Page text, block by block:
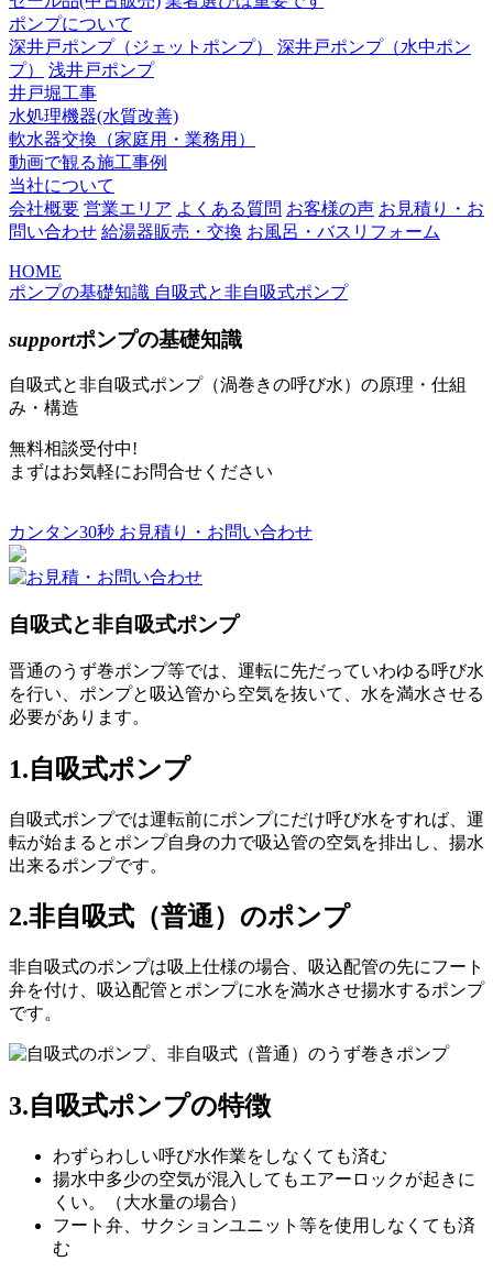
ポンプについて
深井戸ポンプ（ジェットポンプ）
深井戸ポンプ（水中ポン
プ）
浅井戸ポンプ
井戸堀工事
水処理機器(水質改善)
軟水器交換（家庭用・業務用）
動画で観る施工事例
当社について
会社概要 営業エリア よくある質問 お客様の声 お見積り・お
問い合わせ 給湯器販売・交換 お風呂・バスリフォーム
HOME
ポンプの基礎知識 自吸式と非自吸式ポンプ
supportポンプの基礎知識
自吸式と非自吸式ポンプ（渦巻きの呼び水）の原理・仕組
み・構造
無料相談受付中!
まずはお気軽にお問合せください
カンタン30秒 お見積り・お問い合わせ
自吸式と非自吸式ポンプ
晋通のうず巻ポンプ等では、運転に先だっていわゆる呼び水
を行い、ポンプと吸込管から空気を抜いて、水を満水させる
必要があります。
1.自吸式ポンプ
自吸式ポンプでは運転前にポンプにだけ呼び水をすれば、運
転が始まるとポンプ自身の力で吸込管の空気を排出し、揚水
出来るポンプです。
2.非自吸式（普通）のポンプ
非自吸式のポンプは吸上仕様の場合、吸込配管の先にフート
弁を付け、吸込配管とポンプに水を満水させ揚水するポンプ
です。
3.自吸式ポンプの特徴
わずらわしい呼び水作業をしなくても済む
揚水中多少の空気が混入してもエアーロックが起きに
くい。（大水量の場合）
フート弁、サクションユニット等を使用しなくても済
む